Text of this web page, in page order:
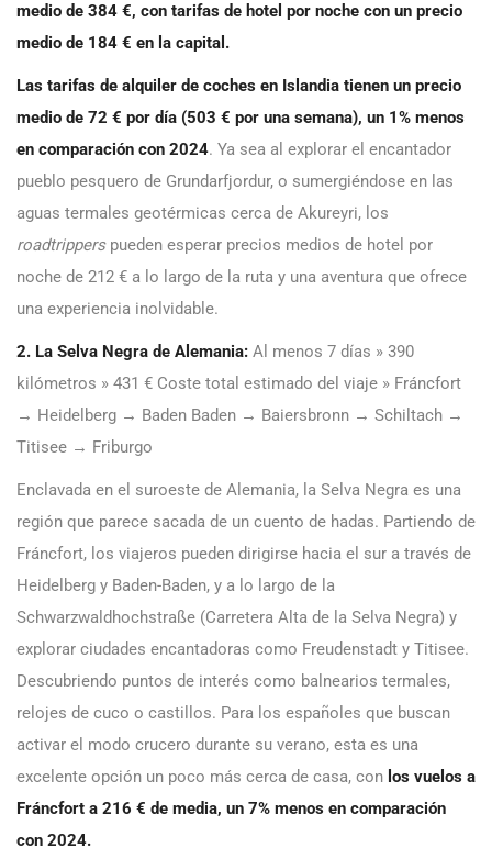
medio de 384 €, con tarifas de hotel por noche con un precio
medio de 184 € en la capital.
Las tarifas de alquiler de coches en Islandia tienen un precio
medio de 72 € por día (503 € por una semana), un 1% menos
en comparación con 2024. Ya sea al explorar el encantador
pueblo pesquero de Grundarfjordur, o sumergiéndose en las
aguas termales geotérmicas cerca de Akureyri, los
roadtrippers pueden esperar precios medios de hotel por
noche de 212 € a lo largo de la ruta y una aventura que ofrece
una experiencia inolvidable.
2. La Selva Negra de Alemania: Al menos 7 días » 390
kilómetros » 431 € Coste total estimado del viaje » Fráncfort
→ Heidelberg → Baden Baden → Baiersbronn → Schiltach →
Titisee → Friburgo
Enclavada en el suroeste de Alemania, la Selva Negra es una
región que parece sacada de un cuento de hadas. Partiendo de
Fráncfort, los viajeros pueden dirigirse hacia el sur a través de
Heidelberg y Baden-Baden, y a lo largo de la
Schwarzwaldhochstraße (Carretera Alta de la Selva Negra) y
explorar ciudades encantadoras como Freudenstadt y Titisee.
Descubriendo puntos de interés como balnearios termales,
relojes de cuco o castillos. Para los españoles que buscan
activar el modo crucero durante su verano, esta es una
excelente opción un poco más cerca de casa, con los vuelos a
Fráncfort a 216 € de media, un 7% menos en comparación
con 2024.